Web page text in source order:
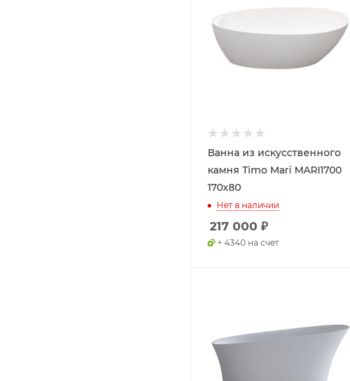
Ванна из искусственного
камня Timo Mari MARI1700
170x80
Нет в наличии
217 000 ₽
+ 4340 на счет